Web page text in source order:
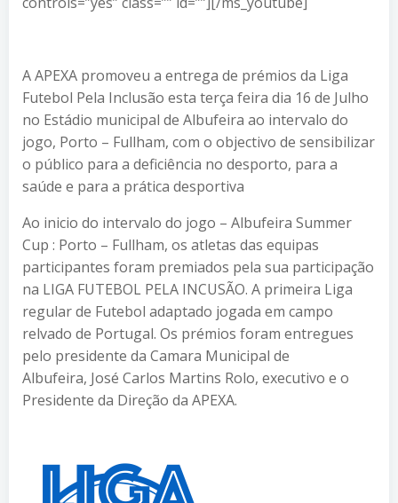
A APEXA promoveu a entrega de prémios da Liga
Futebol Pela Inclusão esta terça feira dia 16 de Julho
no Estádio municipal de Albufeira ao intervalo do
jogo, Porto – Fullham, com o objectivo de sensibilizar
o público para a deficiência no desporto, para a
saúde e para a prática desportiva
Ao inicio do intervalo do jogo – Albufeira Summer
Cup : Porto – Fullham, os atletas das equipas
participantes foram premiados pela sua participação
na LIGA FUTEBOL PELA INCUSÃO. A primeira Liga
regular de Futebol adaptado jogada em campo
relvado de Portugal. Os prémios foram entregues
pelo presidente da Camara Municipal de
Albufeira, José Carlos Martins Rolo, executivo e o
Presidente da Direção da APEXA.